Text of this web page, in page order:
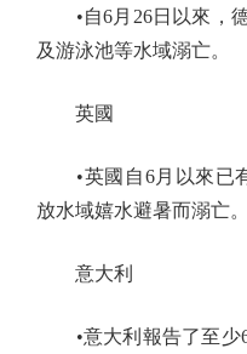
•自6月26日以來，德
及游泳池等水域溺亡。
英國
•英國自6月以來已有
放水域嬉水避暑而溺亡。
意大利
•意大利報告了至少6